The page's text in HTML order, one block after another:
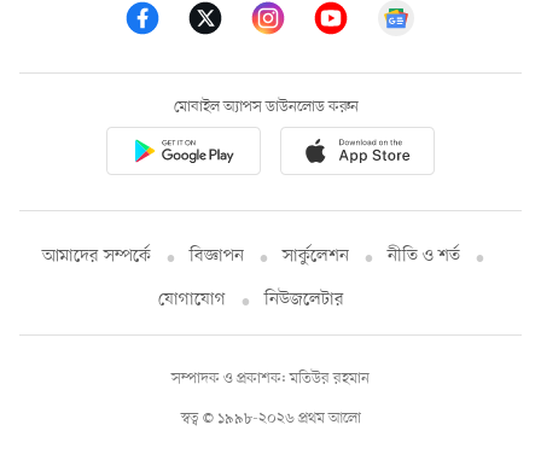
মোবাইল অ্যাপস ডাউনলোড করুন
আমাদের সম্পর্কে বিজ্ঞাপন সার্কুলেশন
নীতি ও শর্ত
যোগাযোগ
নিউজলেটার
স্বত্ব © ১৯৯৮-২০২৬ প্রথম আলো
সম্পাদক ও প্রকাশক: মতিউর রহমান